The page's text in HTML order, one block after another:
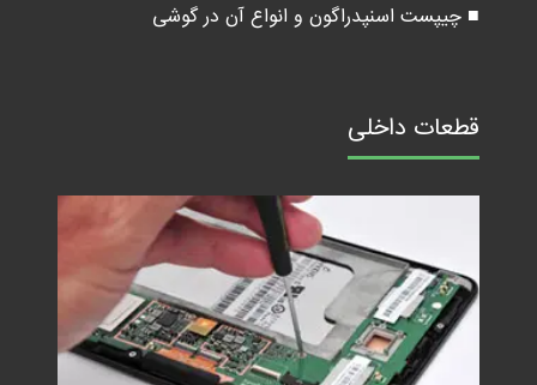
■ چیپست اسنپدراگون و انواع آن در گوشی
قطعات داخلی